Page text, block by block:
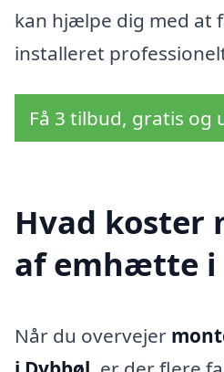
kan hjælpe dig med at
installeret
Få 3 tilbud, gratis og
Hvad koster
af emhætte i
Når du overvejer